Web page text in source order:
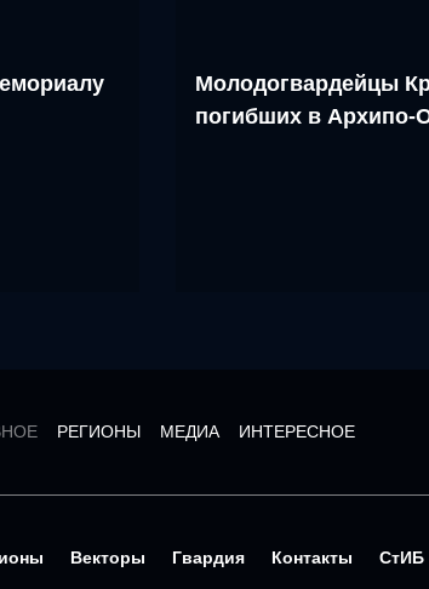
Молодогвардейцы
погибших в Архипо-
РЕГИОНЫ МЕДИА ИНТЕРЕСНОЕ
Векторы Гвардия Контакты СтИБ